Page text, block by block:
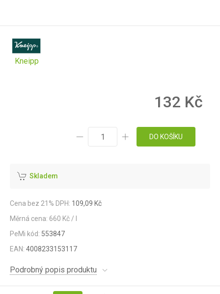
Kneipp
132 Kč
DO KOŠÍKU
Skladem
Cena bez 21% DPH: 109,09 Kč
Měrná cena: 660 Kč / l
PeMi kód: 553847
EAN: 4008233153117
Podrobný popis produktu